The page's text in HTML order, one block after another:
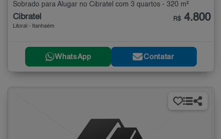
Sobrado para Alugar no Cibratel com 3 quartos - 320 m²
Cibratel
Litoral - Itanhaém
R$ 4.800
WhatsApp Contatar